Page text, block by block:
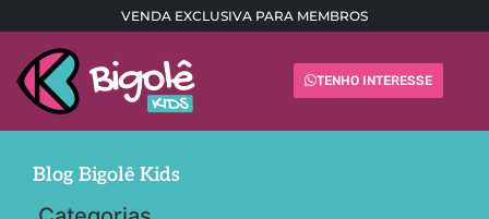
VENDA EXCLUSIVA PARA MEMBROS
TENHO INTERESSE
Blog Bigolê Kids